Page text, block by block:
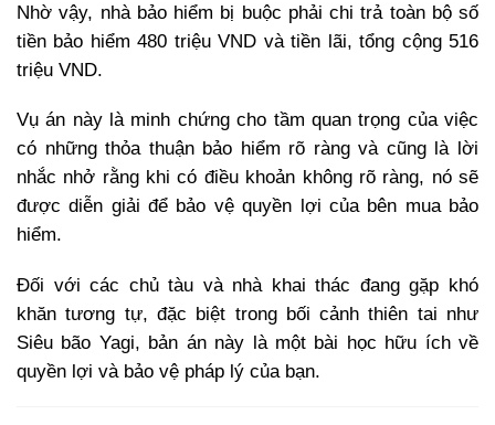
Nhờ vậy, nhà bảo hiểm bị buộc phải chi trả toàn bộ số
tiền bảo hiểm 480 triệu VND và tiền lãi, tổng cộng 516
triệu VND.
Vụ án này là minh chứng cho tầm quan trọng của việc
có những thỏa thuận bảo hiểm rõ ràng và cũng là lời
nhắc nhở rằng khi có điều khoản không rõ ràng, nó sẽ
được diễn giải để bảo vệ quyền lợi của bên mua bảo
hiểm.
Đối với các chủ tàu và nhà khai thác đang gặp khó
khăn tương tự, đặc biệt trong bối cảnh thiên tai như
Siêu bão Yagi, bản án này là một bài học hữu ích về
quyền lợi và bảo vệ pháp lý của bạn.